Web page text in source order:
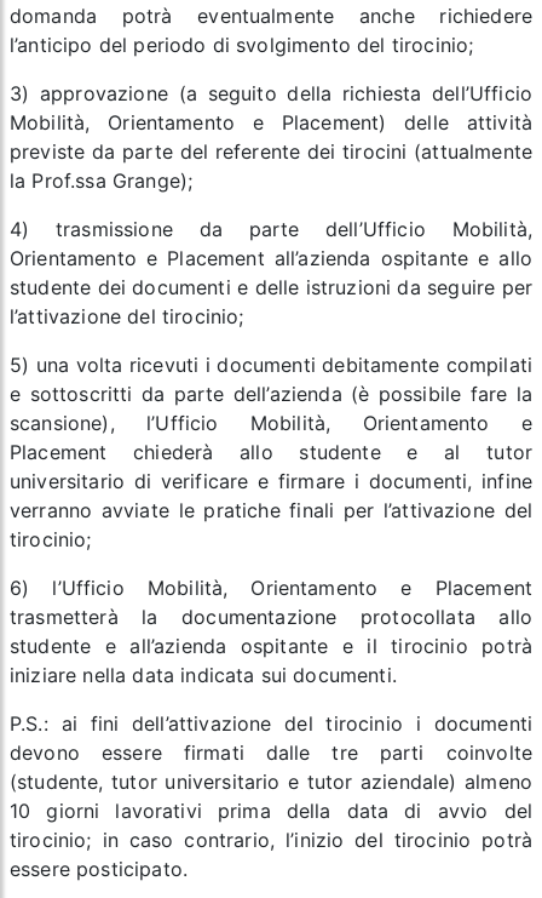
domanda potrà eventualmente anche richiedere
l’anticipo del periodo di svolgimento del tirocinio;
3) approvazione (a seguito della richiesta dell’Ufficio
Mobilità, Orientamento e Placement) delle attività
previste da parte del referente dei tirocini (attualmente
la Prof.ssa Grange);
4) trasmissione da parte dell’Ufficio Mobilità,
Orientamento e Placement all’azienda ospitante e allo
studente dei documenti e delle istruzioni da seguire per
l’attivazione del tirocinio;
5) una volta ricevuti i documenti debitamente compilati
e sottoscritti da parte dell’azienda (è possibile fare la
scansione), l’Ufficio Mobilità, Orientamento e
Placement chiederà allo studente e al tutor
universitario di verificare e firmare i documenti, infine
verranno avviate le pratiche finali per l’attivazione del
tirocinio;
6) l’Ufficio Mobilità, Orientamento e Placement
trasmetterà la documentazione protocollata allo
studente e all’azienda ospitante e il tirocinio potrà
iniziare nella data indicata sui documenti.
P.S.: ai fini dell’attivazione del tirocinio i documenti
devono essere firmati dalle tre parti coinvolte
(studente, tutor universitario e tutor aziendale) almeno
10 giorni lavorativi prima della data di avvio del
tirocinio; in caso contrario, l’inizio del tirocinio potrà
essere posticipato.